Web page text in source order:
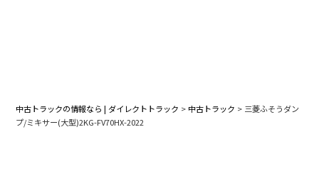
中古トラックの情報なら | ダイレクトトラック > 中古トラック > 三菱ふそうダン
プ/ミキサー(大型)2KG-FV70HX-2022